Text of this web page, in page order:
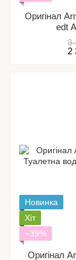
Оригінал
edt
3
2
Новинка
Хіт
−39%
Оригінал